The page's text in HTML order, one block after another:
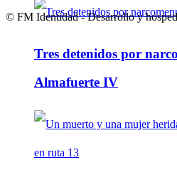
Tres detenidos por
Almafuerte IV
© FM Identidad - Desarrollo y